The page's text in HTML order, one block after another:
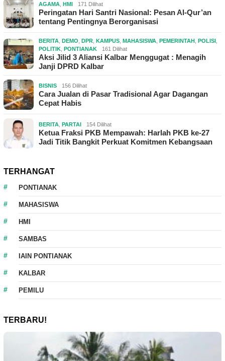
AGAMA HMI 171 Dilihat
Peringatan Hari Santri Nasional: Pesan Al-Qur’an
tentang Pentingnya Berorganisasi
BERITA DEMO DPR KAMPUS MAHASISWA PEMERINTAH POLISI
POLITIK PONTIANAK 161 Dilihat
Aksi Jilid 3 Aliansi Kalbar Menggugat : Menagih
Janji DPRD Kalbar
BISNIS 156 Dilihat
Cara Jualan di Pasar Tradisional Agar Dagangan
Cepat Habis
BERITA PARTAI 154 Dilihat
Ketua Fraksi PKB Mempawah: Harlah PKB ke-27
Jadi Titik Bangkit Perkuat Komitmen Kebangsaan
TERHANGAT
PONTIANAK
MAHASISWA
HMI
SAMBAS
IAIN PONTIANAK
KALBAR
PEMILU
TERBARU!